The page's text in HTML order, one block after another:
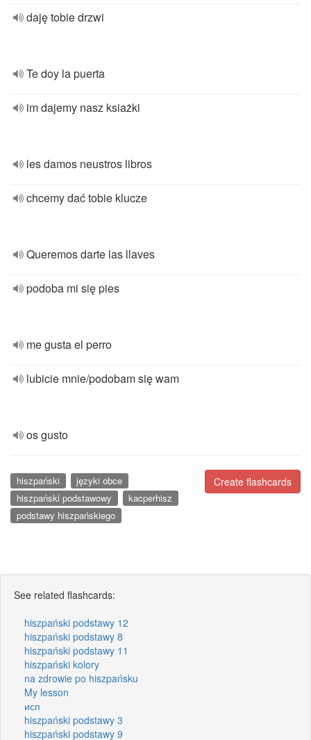
daję tobie drzwi
Te doy la puerta
im dajemy nasz ksiażki
les damos neustros libros
chcemy dać tobie klucze
Queremos darte las llaves
podoba mi się pies
me gusta el perro
lubicie mnie/podobam się wam
os gusto
Create flashcards
hiszpański
języki obce
hiszpański podstawowy
kacperhisz
podstawy hiszpańskiego
See related flashcards:
hiszpański podstawy 12
hiszpański podstawy 8
hiszpański podstawy 11
hiszpański kolory
na zdrowie po hiszpańsku
My lesson
исп
hiszpański podstawy 3
hiszpański podstawy 9